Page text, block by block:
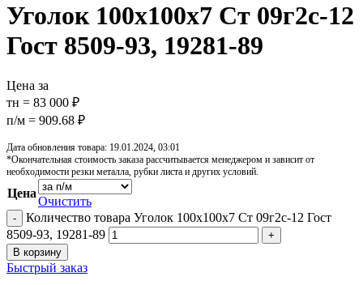
Уголок 100х100х7 Ст 09г2с-12
Гост 8509-93, 19281-89
Цена за
тн = 83 000 ₽
п/м = 909.68 ₽
Дата обновления товара: 19.01.2024, 03:01
*Окончательная стоимость заказа рассчитывается менеджером и зависит от
необходимости резки металла, рубки листа и других условий.
Цена
Очистить
Количество товара Уголок 100х100х7 Ст 09г2с-12 Гост
8509-93, 19281-89
В корзину
Быстрый заказ